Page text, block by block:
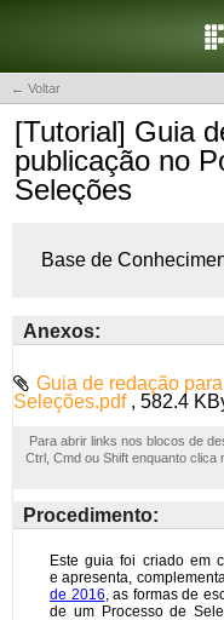
← Voltar
[Tutorial] Guia
publicação no
Seleções
Base de
Anexos:
Guia de redação
Seleções.pdf , 582.4
Para abrir links nos blocos de
Ctrl, Cmd ou Shift enquanto
Procedimento: